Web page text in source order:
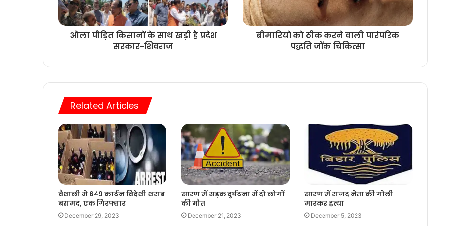
ओला पीड़ित किसानों के साथ खड़ी है प्रदेश
सरकार-शिवराज
बीमारियों को ठीक करने वाली पारंपरिक
पद्धति जोंक चिकित्सा
Related Articles
वैशाली मे 649 कार्टन विदेशी शराब
बरामद, एक गिरफ्तार
December 29, 2023
सारण में सड़क दुर्घटना में दो लोगों
की मौत
December 21, 2023
सारण में राजद नेता की गोली
मारकर हत्या
December 5, 2023